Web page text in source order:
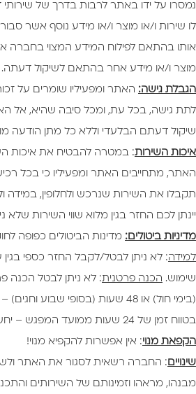
נמסרו על ידו באתר לרבות בדרך של שירותי
לו שירות ו/או מוצר ו/או מידע נוסף אשר סבור
אותו בהתאם לפילוח המידע המצוי בחברה
מוצר ו/או מידע אחר בהתאם לשיקול דעתה.
הגבלת גישה: האתר ומפעיליו שומרים על
לתת גישה, בכל עת, ומכל סיבה שהיא, אל
שיקול דעתם הבלעדי וללא כל מתן הודעה
איכות השירות: במטרה להבטיח את איכות
האתר, מתחייבים האתר ומפעיליו כי בכל
תקבלו את השירות שנרכש ולחלופין, במידה
יינתן לכם החזר בגין מלוא שווי השירות שלא
מדיניות ביטולים: מדינות הביטולים כפופה
למידה: לא ניתן לבטל/לקבל החזר כספי
שימוש. הכנה פרטנית
(בימי חול) או 48 שעות (בסופי
בטווח זמן של 24 שעות ממועד המפגש – יחשב כקיום המפגש.
הקפאת מנוי: אין אפשרות להקפיא מנוי!
שינויים: החברה רשאית לסגור את האתר
מבנהו, מראהו וזמינותם של השירותים